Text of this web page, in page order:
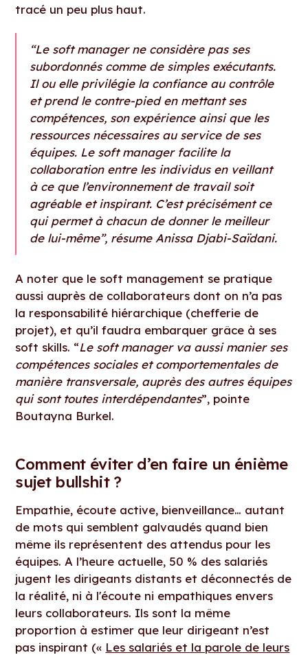
tracé un peu plus haut.
“Le soft manager ne considère pas ses
subordonnés comme de simples exécutants.
Il ou elle privilégie la confiance au contrôle
et prend le contre-pied en mettant ses
compétences, son expérience ainsi que les
ressources nécessaires au service de ses
équipes. Le soft manager facilite la
collaboration entre les individus en veillant
à ce que l’environnement de travail soit
agréable et inspirant. C’est précisément ce
qui permet à chacun de donner le meilleur
de lui-même”, résume Anissa Djabi-Saïdani.
A noter que le soft management se pratique
aussi auprès de collaborateurs dont on n’a pas
la responsabilité hiérarchique (chefferie de
projet), et qu’il faudra embarquer grâce à ses
soft skills. “Le soft manager va aussi manier ses
compétences sociales et comportementales de
manière transversale, auprès des autres équipes
qui sont toutes interdépendantes”, pointe
Boutayna Burkel.
Comment éviter d’en faire un énième
sujet bullshit ?
Empathie, écoute active, bienveillance… autant
de mots qui semblent galvaudés quand bien
même ils représentent des attendus pour les
équipes. A l’heure actuelle, 50 % des salariés
jugent les dirigeants distants et déconnectés de
la réalité, ni à l'écoute ni empathiques envers
leurs collaborateurs. Ils sont la même
proportion à estimer que leur dirigeant n’est
pas inspirant (« Les salariés et la parole de leurs